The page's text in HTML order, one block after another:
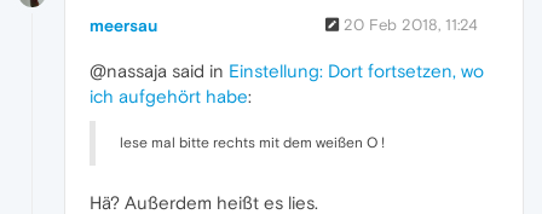
meersau 20 Feb 2018, 11:24
@nassaja said in Einstellung: Dort fortsetzen, wo
ich aufgehört habe:
lese mal bitte rechts mit dem weißen O !
Hä? Außerdem heißt es lies.